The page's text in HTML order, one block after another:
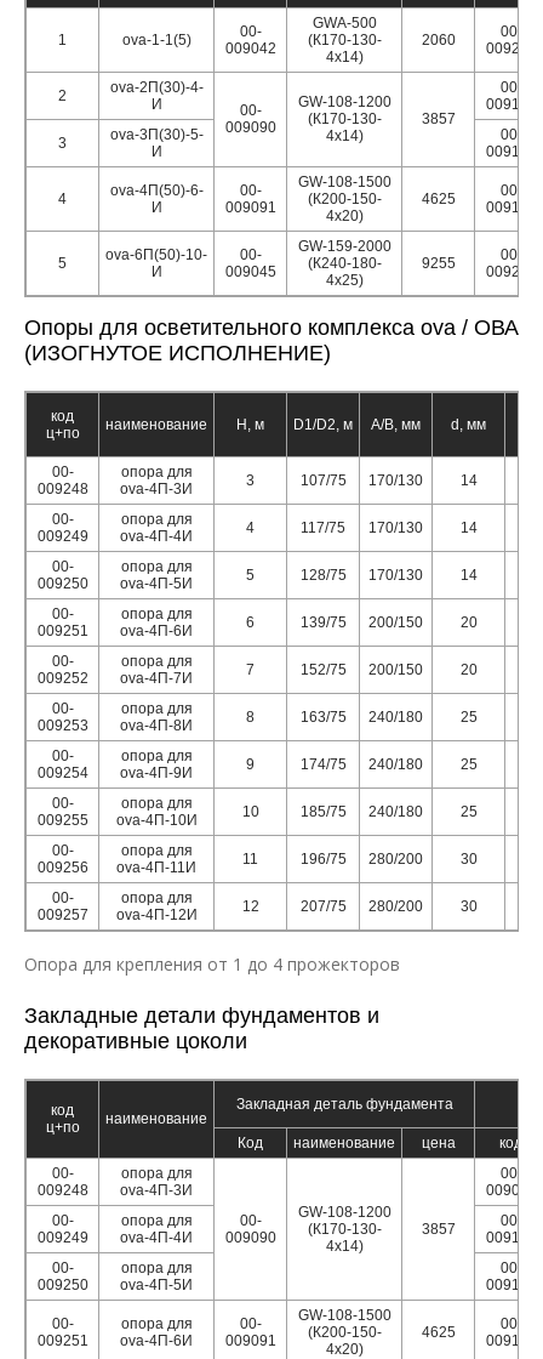
1 ova-1-1(5)
00-
009042
GWA-500
(К170-130-
4х14)
2060
00-
009206
2
ova-2П(30)-4-
И
00-
009090
GW-108-1200
(К170-130-
4х14)
3857
00-
009195
3
ova-3П(30)-5-
И
00-
009196
4
ova-4П(50)-6-
И
00-
009091
GW-108-1500
(К200-150-
4х20)
4625
00-
009198
5
ova-6П(50)-10-
И
00-
009045
GW-159-2000
(К240-180-
4х25)
9255
00-
009202
Опоры для осветительного комплекса ova / ОВА
(ИЗОГНУТОЕ ИСПОЛНЕНИЕ)
код
ц+по
наименование Н, м D1/D2, м А/B, мм d, мм
00-
009248
опора для
ova-4П-3И
3 107/75 170/130 14
00-
009249
опора для
ova-4П-4И
4 117/75 170/130 14
00-
009250
опора для
ova-4П-5И
5 128/75 170/130 14
00-
009251
опора для
ova-4П-6И
6 139/75 200/150 20
00-
009252
опора для
ova-4П-7И
7 152/75 200/150 20
00-
009253
опора для
ova-4П-8И
8 163/75 240/180 25
00-
009254
опора для
ova-4П-9И
9 174/75 240/180 25
00-
009255
опора для
ova-4П-10И
10 185/75 240/180 25
00-
009256
опора для
ova-4П-11И
11 196/75 280/200 30
00-
009257
опора для
ova-4П-12И
12 207/75 280/200 30
Опора для крепления от 1 до 4 прожекторов
Закладные детали фундаментов и
декоративные цоколи
код
ц+по
наименование
Закладная деталь фундамента
Код наименование цена
код
00-
009248
опора для
ova-4П-3И
00-
009090
GW-108-1200
(К170-130-
4х14)
3857
00-
009087
00-
009249
опора для
ova-4П-4И
00-
009195
00-
009250
опора для
ova-4П-5И
00-
009196
00-
009251
опора для
ova-4П-6И
00-
009091
GW-108-1500
(К200-150-
4х20)
4625
00-
009198